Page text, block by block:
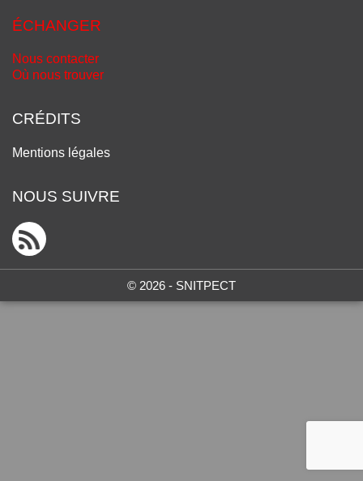
ÉCHANGER
Nous contacter
Où nous trouver
CRÉDITS
Mentions légales
NOUS SUIVRE
© 2026 - SNITPECT